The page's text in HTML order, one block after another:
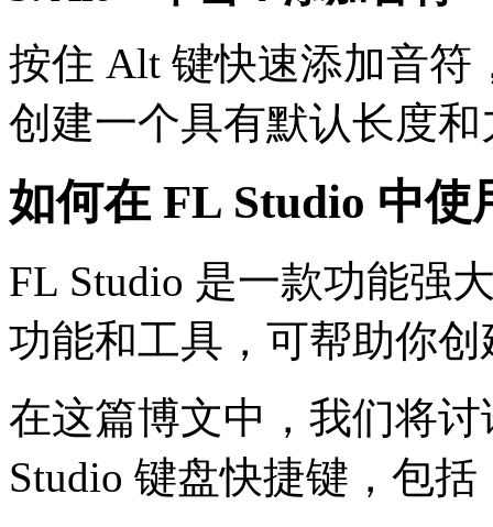
按住 Alt 键快速添加音符
创建一个具有默认长度
如何在 FL Studio 中使
FL Studio 是一款功能强
功能和工具，可帮助你
在这篇博文中，我们将
Studio 键盘快捷键，包括